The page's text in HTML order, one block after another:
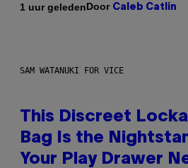
1 uur geledenDoor Caleb Catlin
SAM WATANUKI FOR VICE
This Discreet
Bag Is the
Your Play Drawer